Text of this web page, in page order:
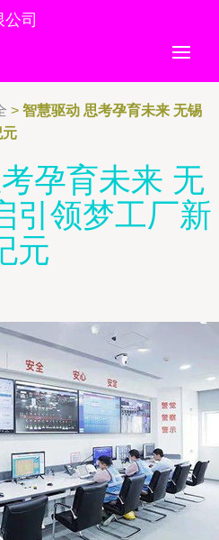
司
> 智慧驱动 思考孕育未来 无锡
元
孕育未来 无
引领梦工厂新
元